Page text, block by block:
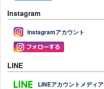
Instagram
Instagramアカウント
LINE
LINEアカウントメディア